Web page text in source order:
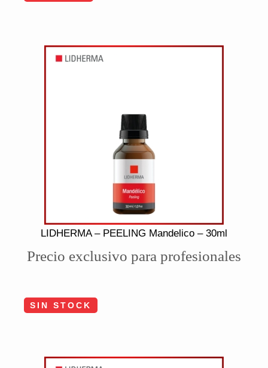
LIDHERMA – PEELING Mandelico – 30ml
Precio exclusivo para profesionales
SIN STOCK